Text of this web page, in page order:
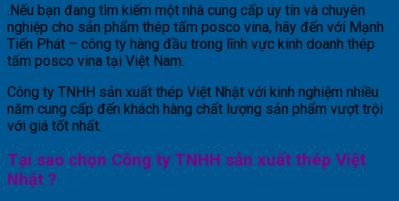
.Nếu bạn đang tìm kiếm một nhà cung cấp uy tín và chuyên
nghiệp cho sản phẩm thép tấm posco vina, hãy đến với Mạnh
Tiến Phát – công ty hàng đầu trong lĩnh vực kinh doanh thép
tấm posco vina tại Việt Nam.
Công ty TNHH sản xuất thép Việt Nhật với kinh nghiệm nhiều
năm cung cấp đến khách hàng chất lượng sản phẩm vượt trội
với giá tốt nhất.
Tại sao chọn Công ty TNHH sản xuất thép Việt
Nhật ?